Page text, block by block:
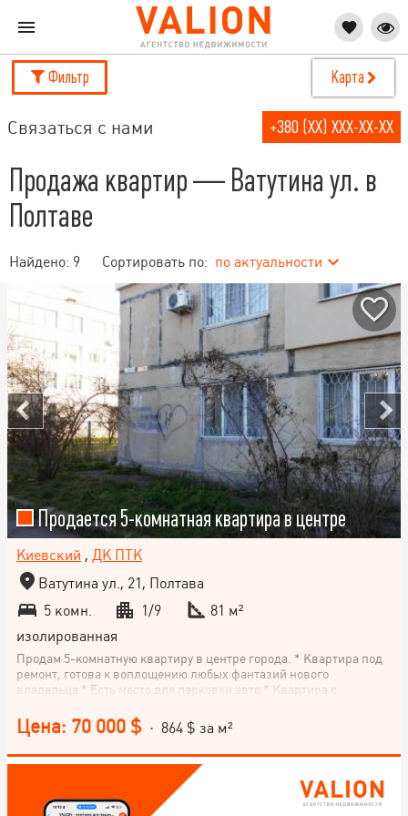
Фильтр Карта
Связаться с нами +380 (XX) XXX-XX-XX
Продажа квартир — Ватутина ул. в
Полтаве
Найдено: 9 Сортировать по: по актуальности
Продается 5-комнатная квартира в центре
Киевский , ДК ПТК
Ватутина ул., 21, Полтава
5 комн.
1/9
81 м²
изолированная
Продам 5-комнатную квартиру в центре города. * Квартира под
ремонт, готова к воплощению любых фантазий нового
владельца * Есть место для парковки авто * Квартира с
Цена: 70 000 $ · 864 $ за м²